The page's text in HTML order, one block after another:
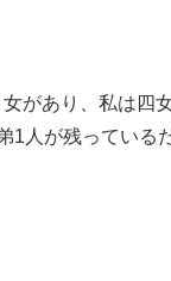
があり、私は四
1人が残っている